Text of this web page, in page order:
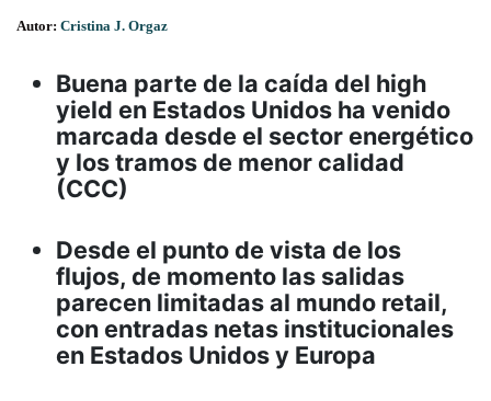
Autor: Cristina J. Orgaz
Buena parte de la caída del high
yield en Estados Unidos ha venido
marcada desde el sector energético
y los tramos de menor calidad
(CCC)
Desde el punto de vista de los
flujos, de momento las salidas
parecen limitadas al mundo retail,
con entradas netas institucionales
en Estados Unidos y Europa